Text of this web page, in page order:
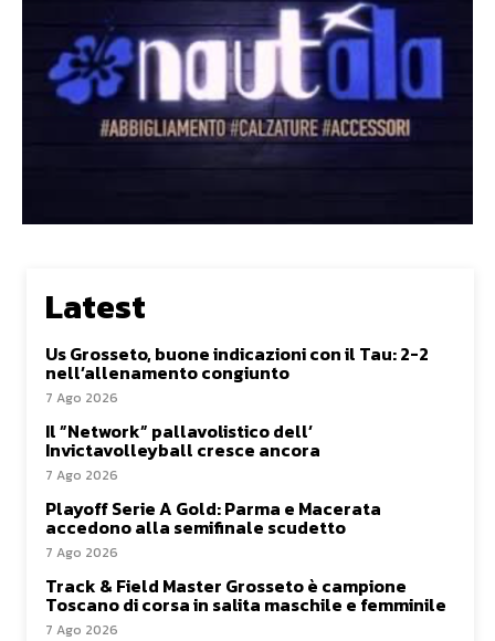
Latest
Us Grosseto, buone indicazioni con il Tau: 2-2
nell’allenamento congiunto
7 Ago 2026
Il ”Network” pallavolistico dell’
Invictavolleyball cresce ancora
7 Ago 2026
Playoff Serie A Gold: Parma e Macerata
accedono alla semifinale scudetto
7 Ago 2026
Track & Field Master Grosseto è campione
Toscano di corsa in salita maschile e femminile
7 Ago 2026